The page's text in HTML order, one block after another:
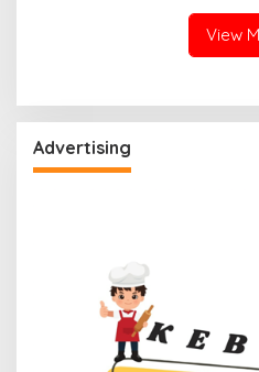
View
Advertising